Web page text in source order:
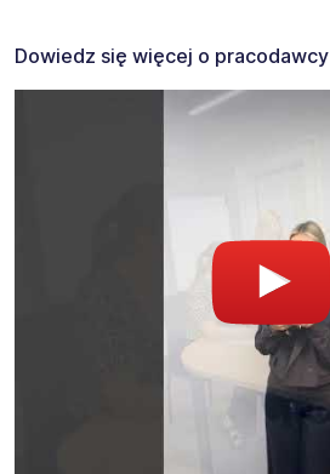
Dowiedz się więcej o pracodawcy